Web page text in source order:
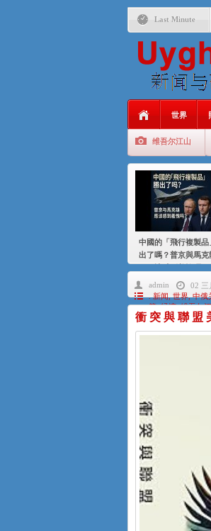
Last Minute
世界
维吾尔江山
中國的「飛行複製品
出了嗎？普京與馬克
admin
02 三
. 新闻,世界,中俄
籍,经济,维吾尔
衝 突 與 聯 盟